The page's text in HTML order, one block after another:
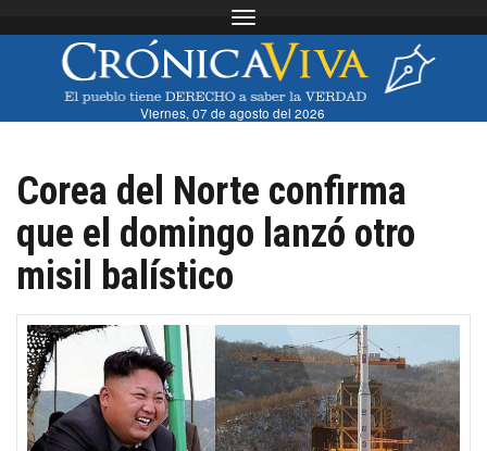
Toggle navigation
Viernes, 07 de agosto del 2026
Corea del Norte confirma
que el domingo lanzó otro
misil balístico